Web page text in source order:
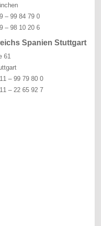
– 99 84 79 0
– 98 10 20 6
Spanien Stuttgart
61
– 99 79 80 0
– 22 65 92 7